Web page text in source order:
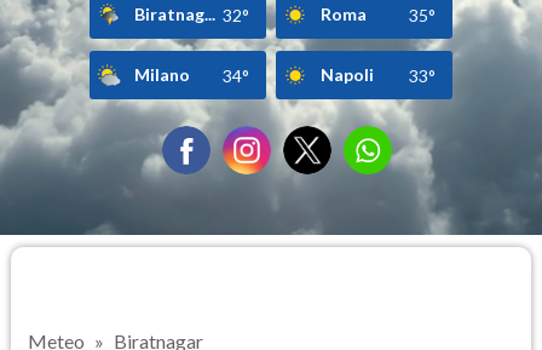
Biratnag... 32° Roma 35°
Milano 34° Napoli 33°
Meteo Biratnagar